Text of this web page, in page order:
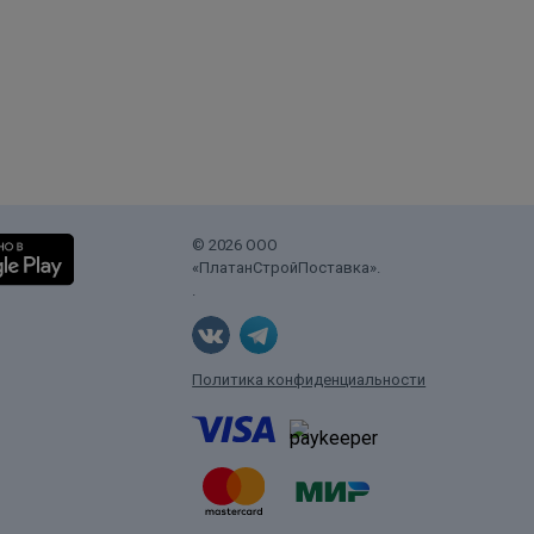
© 2026 ООО
«ПлатанСтройПоставка».
.
Политика конфиденциальности